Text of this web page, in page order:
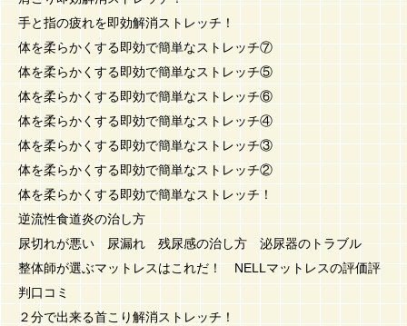
手と指の疲れを即効解消ストレッチ！
体を柔らかくする即効で簡単なストレッチ⑦
体を柔らかくする即効で簡単なストレッチ⑤
体を柔らかくする即効で簡単なストレッチ⑥
体を柔らかくする即効で簡単なストレッチ④
体を柔らかくする即効で簡単なストレッチ③
体を柔らかくする即効で簡単なストレッチ②
体を柔らかくする即効で簡単なストレッチ！
逆流性食道炎の治し方
尿切れが悪い 尿漏れ 残尿感の治し方 泌尿器のトラブル
整体師が選ぶマットレスはこれだ！ NELLマットレスの評価評
判口コミ
２分で出来る首こり解消ストレッチ！